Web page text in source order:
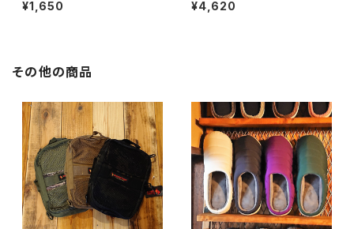
¥1,650 ¥4,620
その他の商品